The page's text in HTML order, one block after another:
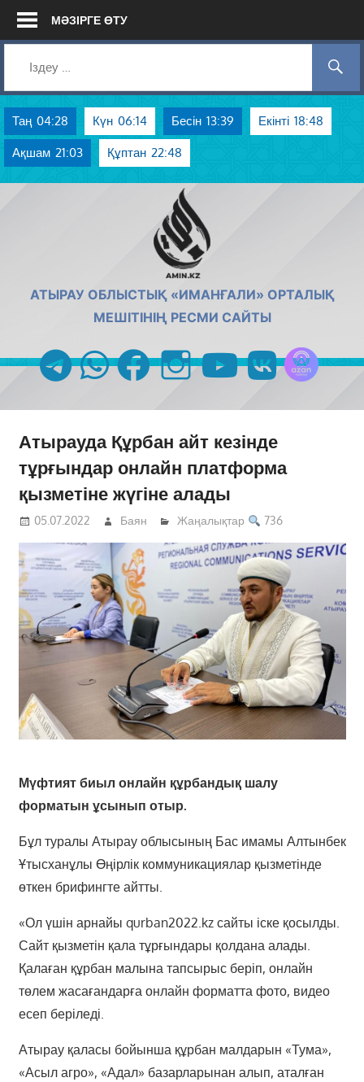
Skip
МӘЗІРГЕ ӨТУ
Таң 04:28 Күн 06:14 Бесін 13:39 Екінті 18:48
Ақшам 21:03 Құптан 22:48
АТЫРАУ ОБЛЫСТЫҚ «ИМАНҒАЛИ» ОРТАЛЫҚ
МЕШІТІНІҢ РЕСМИ САЙТЫ
telegramwhatsappfacebookinstagramyoutubevk
Атырауда Құрбан айт кезінде
тұрғындар онлайн платформа
қызметіне жүгіне алады
05.07.2022 Баян Жаңалықтар 736
Мүфтият биыл онлайн құрбандық шалу
форматын ұсынып отыр.
Бұл туралы Атырау облысының Бас имамы Алтынбек
Ұтысханұлы Өңірлік коммуникациялар қызметінде
өткен брифингте айтты.
«Ол үшін арнайы qurban2022.kz сайты іске қосылды.
Сайт қызметін қала тұрғындары қолдана алады.
Қалаған құрбан малына тапсырыс беріп, онлайн
төлем жасағандарға онлайн форматта фото, видео
есеп беріледі.
Атырау қаласы бойынша құрбан малдарын «Тума»,
«Асыл агро», «Адал» базарларынан алып, аталған